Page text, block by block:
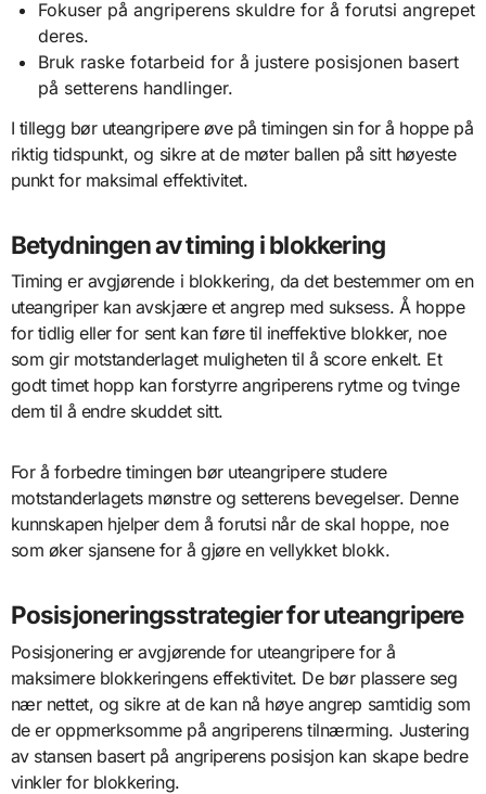
Fokuser på angriperens skuldre for å forutsi angrepet
deres.
Bruk raske fotarbeid for å justere posisjonen basert
på setterens handlinger.
I tillegg bør uteangripere øve på timingen sin for å hoppe på
riktig tidspunkt, og sikre at de møter ballen på sitt høyeste
punkt for maksimal effektivitet.
Betydningen av timing i blokkering
Timing er avgjørende i blokkering, da det bestemmer om en
uteangriper kan avskjære et angrep med suksess. Å hoppe
for tidlig eller for sent kan føre til ineffektive blokker, noe
som gir motstanderlaget muligheten til å score enkelt. Et
godt timet hopp kan forstyrre angriperens rytme og tvinge
dem til å endre skuddet sitt.
For å forbedre timingen bør uteangripere studere
motstanderlagets mønstre og setterens bevegelser. Denne
kunnskapen hjelper dem å forutsi når de skal hoppe, noe
som øker sjansene for å gjøre en vellykket blokk.
Posisjoneringsstrategier for uteangripere
Posisjonering er avgjørende for uteangripere for å
maksimere blokkeringens effektivitet. De bør plassere seg
nær nettet, og sikre at de kan nå høye angrep samtidig som
de er oppmerksomme på angriperens tilnærming. Justering
av stansen basert på angriperens posisjon kan skape bedre
vinkler for blokkering.